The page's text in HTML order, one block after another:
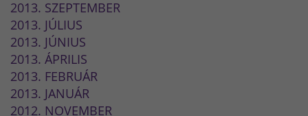
2013. SZEPTEMBER
2013. JÚLIUS
2013. JÚNIUS
2013. ÁPRILIS
2013. FEBRUÁR
2013. JANUÁR
2012. NOVEMBER